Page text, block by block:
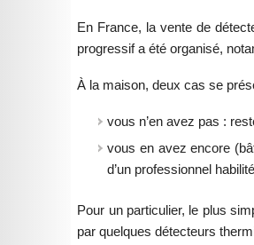
En France, la vente de
progressif a été organisé,
À la maison, deux cas se
vous n’en avez pas :
vous en avez encore
d’un professionnel
Pour un particulier, le plus
par quelques détecteurs